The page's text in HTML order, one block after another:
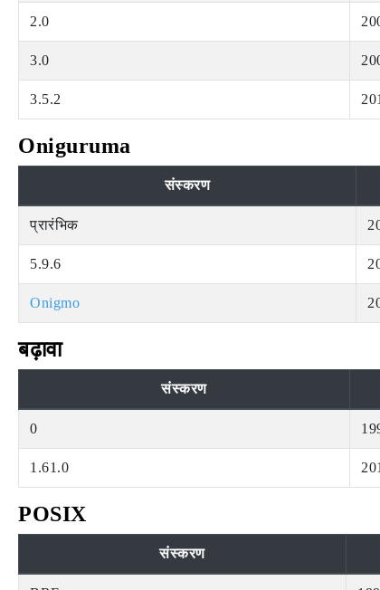
2.0
3.0
3.5.2
Oniguruma
संस्करण
प्रारंभिक
5.9.6
Onigmo
बढ़ावा
संस्करण
0
1.61.0
POSIX
संस्करण